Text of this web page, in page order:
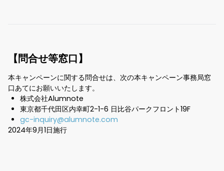
【問合せ等窓口】
本キャンペーンに関する問合せは、次の本キャンペーン事務局窓
口あてにお願いいたします。
株式会社Alumnote
東京都千代田区内幸町2-1-6 日比谷パークフロント19F
gc-inquiry@alumnote.com
2024年9月1日施行